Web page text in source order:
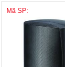
Mã SP: